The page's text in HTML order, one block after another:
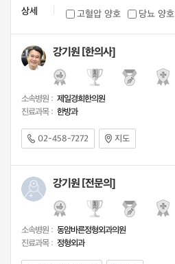
상세
고혈압 양호 당뇨 양호
강기원 [한의사]
소속병원 : 제일경희한의원
진료과목 : 한방과
02-458-7272 지도
강기원 [전문의]
소속병원 : 동암바른정형외과의원
진료과목 : 정형외과